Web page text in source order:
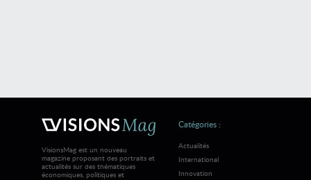
VisionsMag est un nouveau
magazine proposant des portraits et
actualités sur des thématiques
économiques, politiques et
Catégories :
Actualités
International
Innovation